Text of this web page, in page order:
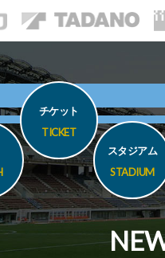
チケット
TICKET
スタジアム
STADIUM